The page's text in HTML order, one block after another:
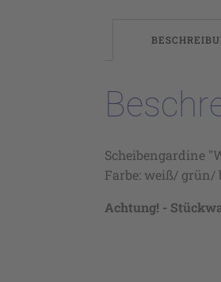
Scheibengardine
Farbe: weiß/ grün/
Achtung! -